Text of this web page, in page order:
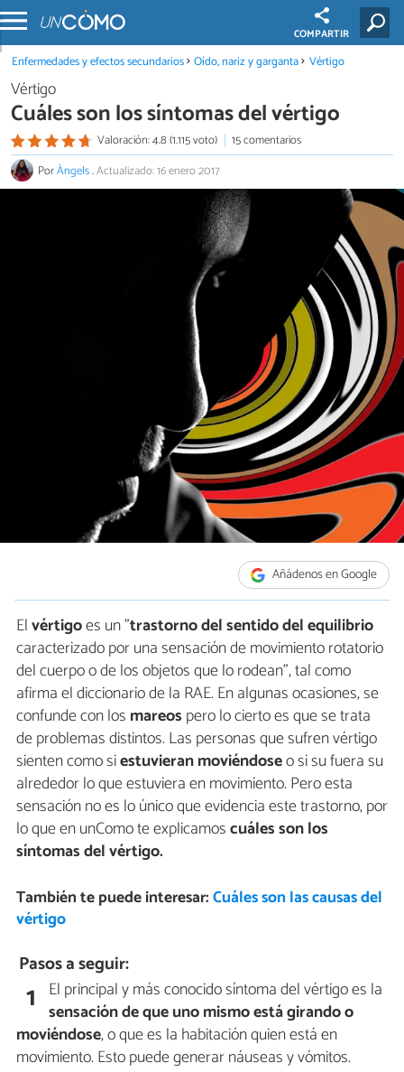
COMPARTIR
Enfermedades y efectos secundarios Oído, nariz y garganta Vértigo
Vértigo
Cuáles son los síntomas del vértigo
Valoración: 4.8 (1.115 voto)
15 comentarios
PorÀngels.Actualizado: 16 enero 2017
Añádenos en Google
Elvértigoes un "trastorno del sentido del equilibrio
caracterizado por una sensación de movimiento rotatorio
del cuerpo o de los objetos que lo rodean", tal como
afirma el diccionario de la RAE. En algunas ocasiones, se
confunde con los mareos pero lo cierto es que se trata
de problemas distintos. Las personas que sufren vértigo
sienten como siestuvieran moviéndoseo si su fuera su
alrededor lo que estuviera en movimiento. Pero esta
sensación no es lo único que evidencia este trastorno, por
lo que en unComo te explicamoscuáles son los
síntomas del vértigo.
También te puede interesar:Cuáles son las causas del
vértigo
Pasos a seguir:
1 El principal y más conocido síntoma del vértigo es la
sensación de que uno mismo está girando o
moviéndose, o que es la habitación quien está en
movimiento. Esto puede generar náuseas y vómitos.